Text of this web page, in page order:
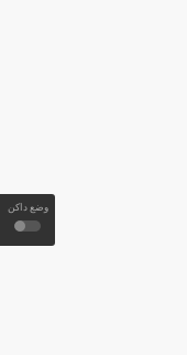
وضع داكن